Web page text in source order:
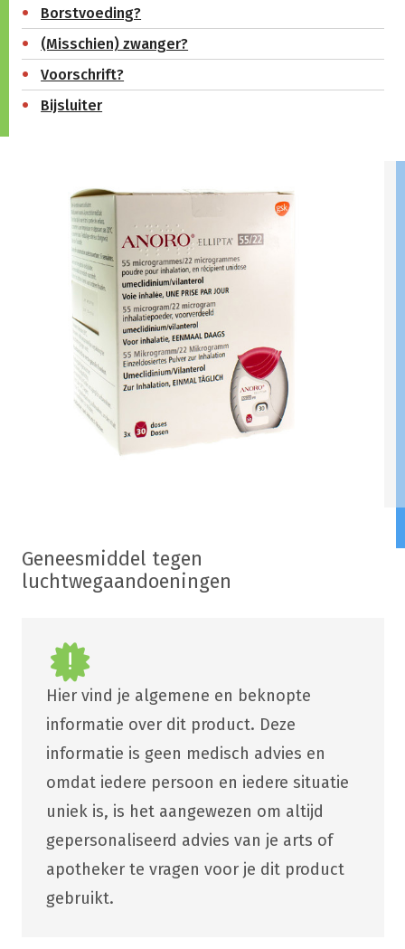
Borstvoeding?
(Misschien) zwanger?
Voorschrift?
Bijsluiter
Geneesmiddel tegen
luchtwegaandoeningen
Hier vind je algemene en beknopte
informatie over dit product. Deze
informatie is geen medisch advies en
omdat iedere persoon en iedere situatie
uniek is, is het aangewezen om altijd
gepersonaliseerd advies van je arts of
apotheker te vragen voor je dit product
gebruikt.